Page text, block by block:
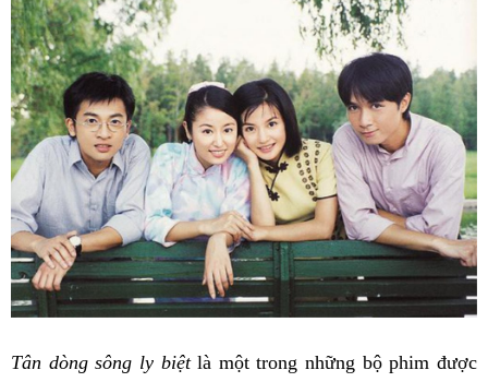
Tân dòng sông ly biệtlà một trong những bộ phim được